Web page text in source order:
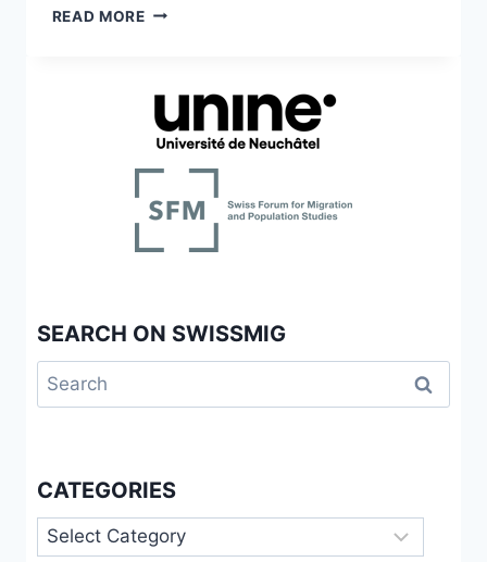
(IN)SÉCURITÉ,
AU
TRAVAIL
READ MOREOBÉSITÉ,
SEARCH ON SWISSMIG
Search
for:
CATEGORIES
Categories